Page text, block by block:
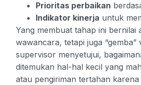
Prioritas perbaikan
Indikator kinerja untuk
Yang membuat tahap ini bernilai
wawancara, tetapi juga
supervisor menyetujui,
ditemukan hal-hal kecil yang
atau pengiriman tertahan